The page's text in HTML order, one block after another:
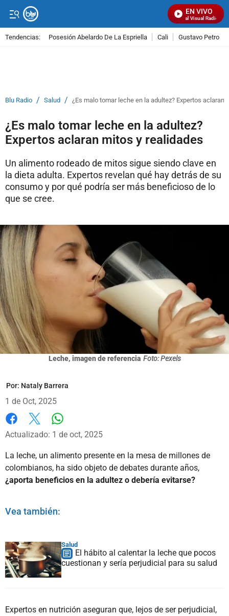
EN VIVO
Señal Visual Radio
Tendencias: Posesión Abelardo De La Espriella Cali Gustavo Petro
Blu Radio / Salud / ¿Es malo tomar leche en la adultez? Expertos aclaran
¿Es malo tomar leche en la adultez?
Expertos aclaran mitos y realidades
Un alimento rodeado de mitos sigue siendo clave en
la dieta adulta. Expertos revelan qué hay detrás de su
consumo y por qué podría ser más beneficioso de lo
que se cree.
Leche, imagen de referencia Foto: Pexels
Por: Nataly Barrera
1 de Oct, 2025
Facebook
X
Actualizado: 1 de oct, 2025
La leche, un alimento presente en la mesa de millones de
colombianos, ha sido objeto de debates durante años,
¿aporta beneficios en la adultez o debería evitarse?
Vea también:
Salud
El hábito al calentar la leche que pocos
cuestionan y sería perjudicial para su salud
Expertos en nutrición aseguran que, lejos de ser perjudicial,